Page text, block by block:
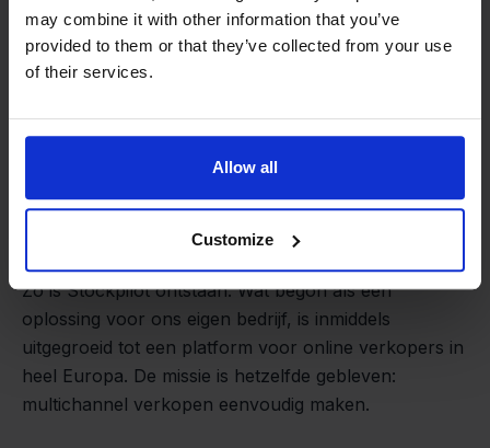
may combine it with other information that you’ve
provided to them or that they’ve collected from your use
of their services.
Allow all
Customize
We groeien gecontroleerd, zonder
investeerders of externe druk.
- Sander, Founder
Van retailer naar
softwarebouwer
Zo is Stockpilot ontstaan. Wat begon als een
oplossing voor ons eigen bedrijf, is inmiddels
uitgegroeid tot een platform voor online verkopers in
heel Europa. De missie is hetzelfde gebleven:
multichannel verkopen eenvoudig maken.